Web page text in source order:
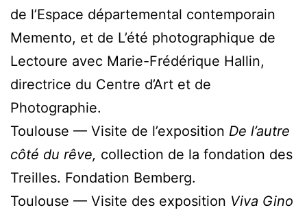
de l’Espace départemental contemporain
Memento, et de L’été photographique de
Lectoure avec Marie-Frédérique Hallin,
directrice du Centre d’Art et de
Photographie.
Toulouse — Visite de l’exposition De l’autre
côté du rêve, collection de la fondation des
Treilles. Fondation Bemberg.
Toulouse — Visite des exposition Viva Gino